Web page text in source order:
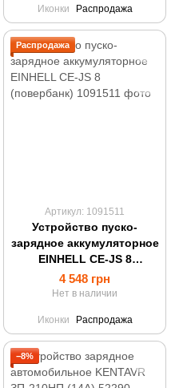
Иконки Распродажа
Распродажа
Артикул: 1091511
Устройство пуско-
зарядное аккумуляторное
EINHELL CE-JS 8
(повербанк)
4 548 грн
Нет в наличии
Иконки Распродажа
−8%